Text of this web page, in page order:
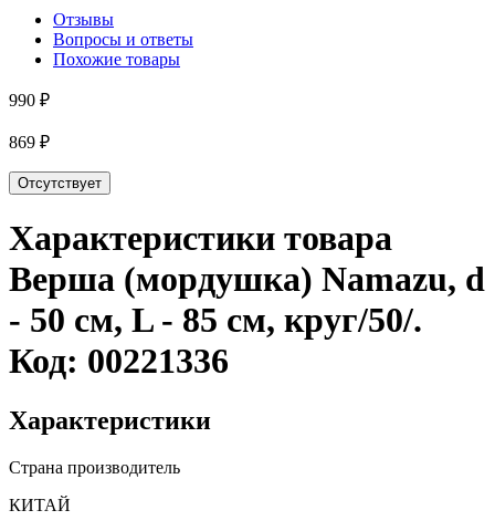
Отзывы
Вопросы и ответы
Похожие товары
990 ₽
869 ₽
Отсутствует
Характеристики товара
Верша (мордушка) Namazu, d
- 50 см, L - 85 см, круг/50/.
Код: 00221336
Характеристики
Страна производитель
КИТАЙ